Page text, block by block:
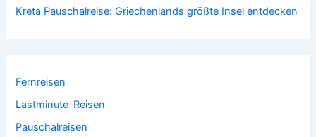
Kreta Pauschalreise: Griechenlands größte Insel entdecken
Fernreisen
Lastminute-Reisen
Pauschalreisen